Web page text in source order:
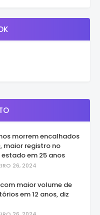
morrem encalhados
maior registro no
em 25 anos
26, 2024
maior volume de
em 12 anos, diz